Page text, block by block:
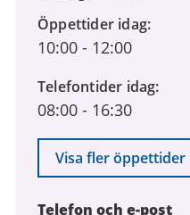
Öppettider idag
10:00 - 12:00
Telefontider idag
08:00 - 16:30
Visa fler öppettider
Telefon och e-post